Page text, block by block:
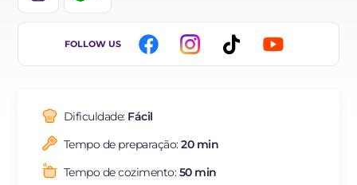
IT
FR
ES
NL
FOLLOW US
Dificuldade: Fácil
Tempo de preparação:20 min
Tempo de cozimento:50 min